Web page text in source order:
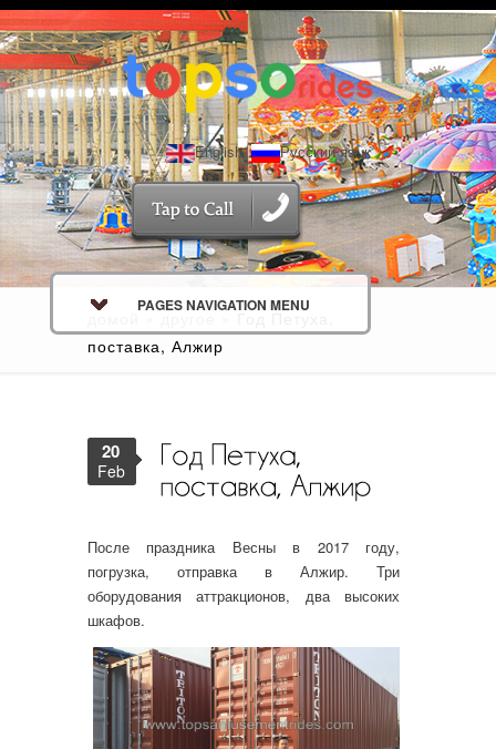
English Русский язык
PAGES NAVIGATION MENU
поставка, Алжир
20
Feb
После праздника Весны в 2017 году,
погрузка, отправка в Алжир. Три
оборудования аттракционов, два высоких
шкафов.